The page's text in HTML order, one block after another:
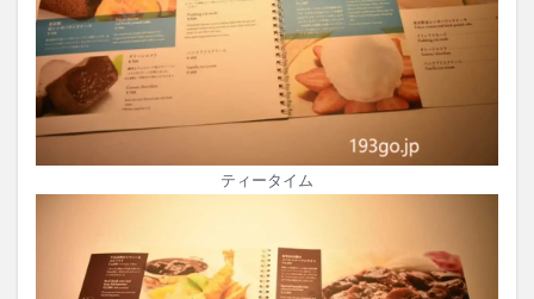
ティータイム